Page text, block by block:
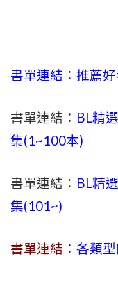
書單連結：推薦
書單連結： BL精
集(1~100本)
書單連結： BL精
集(101~)
書單連結 ：各類